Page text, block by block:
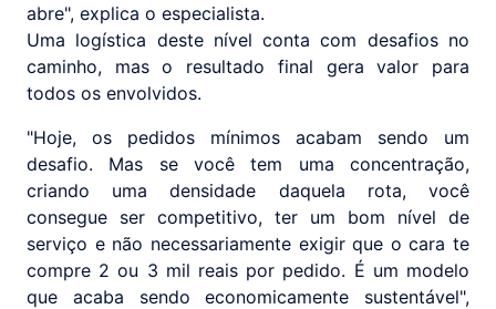
abre", explica o especialista.
Uma logística deste nível conta com desafios no
caminho, mas o resultado final gera valor para
todos os envolvidos.
"Hoje, os pedidos mínimos acabam sendo um
desafio. Mas se você tem uma concentração,
criando uma densidade daquela rota, você
consegue ser competitivo, ter um bom nível de
serviço e não necessariamente exigir que o cara te
compre 2 ou 3 mil reais por pedido. É um modelo
que acaba sendo economicamente sustentável",